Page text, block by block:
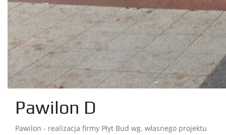
Pawilon D
Pawilon - realizacja firmy Płyt Bud wg. własnego projektu